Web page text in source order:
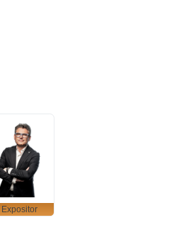
Expositor